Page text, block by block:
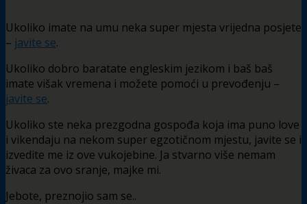
Ukoliko imate na umu neka super mjesta vrijedna posjete
– javite se.
Ukoliko dobro baratate engleskim jezikom i baš baš
imate višak vremena i možete pomoći u prevođenju –
javite se.
Ukoliko ste neka prezgodna gospođa koja ima puno love
i vikendaju na nekom super egzotičnom mjestu, javite se i
izvedite me iz ove vukojebine. Ja stvarno više nemam
živaca za ovo sranje, majke mi.
Jebote, preznojio sam se..